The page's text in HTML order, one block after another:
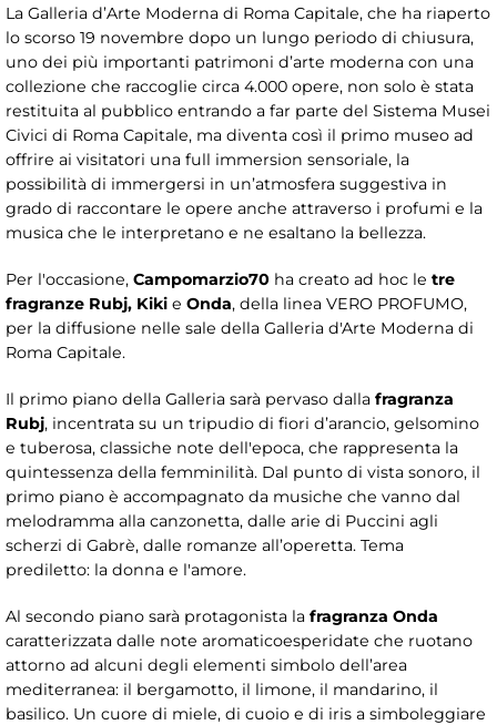
La Galleria d’Arte Moderna di Roma Capitale, che ha riaperto
lo scorso 19 novembre dopo un lungo periodo di chiusura,
uno dei più importanti patrimoni d’arte moderna con una
collezione che raccoglie circa 4.000 opere, non solo è stata
restituita al pubblico entrando a far parte del Sistema Musei
Civici di Roma Capitale, ma diventa così il primo museo ad
offrire ai visitatori una full immersion sensoriale, la
possibilità di immergersi in un’atmosfera suggestiva in
grado di raccontare le opere anche attraverso i profumi e la
musica che le interpretano e ne esaltano la bellezza.
Per l'occasione, Campomarzio70 ha creato ad hoc le tre
fragranze Rubj, Kiki e Onda, della linea VERO PROFUMO,
per la diffusione nelle sale della Galleria d'Arte Moderna di
Roma Capitale.
Il primo piano della Galleria sarà pervaso dalla fragranza
Rubj, incentrata su un tripudio di fiori d’arancio, gelsomino
e tuberosa, classiche note dell'epoca, che rappresenta la
quintessenza della femminilità. Dal punto di vista sonoro, il
primo piano è accompagnato da musiche che vanno dal
melodramma alla canzonetta, dalle arie di Puccini agli
scherzi di Gabrè, dalle romanze all’operetta. Tema
prediletto: la donna e l'amore.
Al secondo piano sarà protagonista la fragranza Onda
caratterizzata dalle note aromaticoesperidate che ruotano
attorno ad alcuni degli elementi simbolo dell’area
mediterranea: il bergamotto, il limone, il mandarino, il
basilico. Un cuore di miele, di cuoio e di iris a simboleggiare